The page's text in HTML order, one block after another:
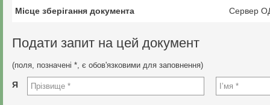
Місце зберігання документа Сервер
Подати запит на цей документ
(поля, позначені *, є обов'язковими для заповнення)
Я